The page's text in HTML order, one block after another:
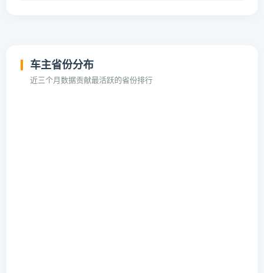
车主省份分布
近三个月数据贡献最活跃的省份排行